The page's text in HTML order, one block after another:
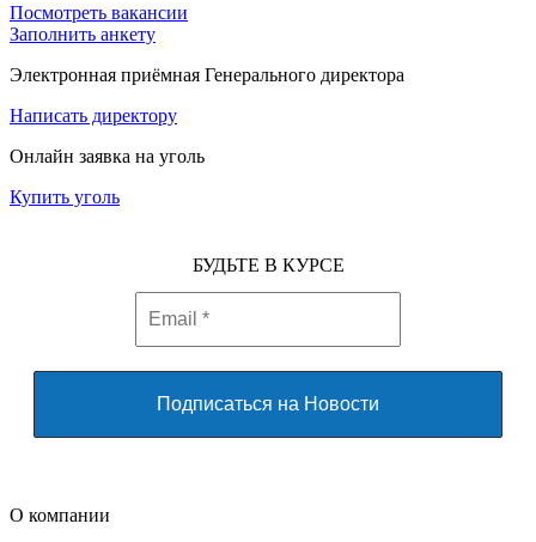
Посмотреть вакансии
Заполнить анкету
Электронная приёмная Генерального директора
Написать директору
Онлайн заявка на уголь
Купить уголь
БУДЬТЕ В КУРСЕ
О компании